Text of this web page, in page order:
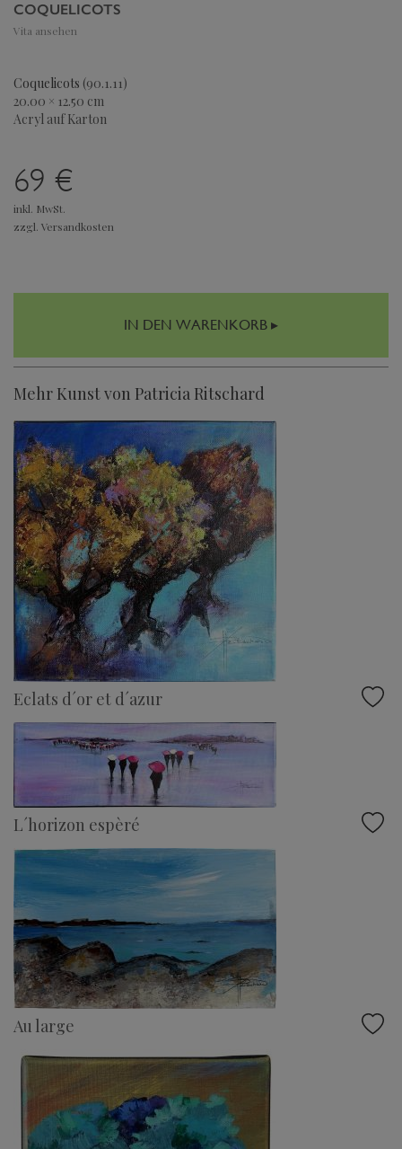
COQUELICOTS
Vita ansehen
Coquelicots (90.1.11)
20.00 × 12.50 cm
Acryl auf Karton
69 €
inkl. MwSt.
zzgl. Versandkosten
IN DEN WARENKORB ▸
Mehr Kunst von Patricia Ritschard
Eclats d´or et d´azur
L´horizon espèré
Au large